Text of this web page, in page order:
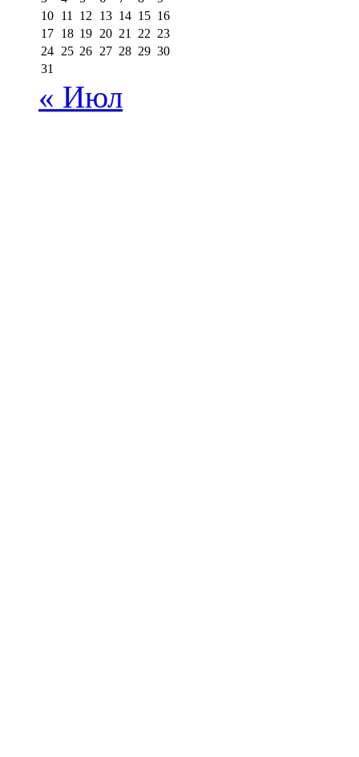
10 11 12 13 14 15 16
17 18 19 20 21 22 23
24 25 26 27 28 29 30
31
« Июл